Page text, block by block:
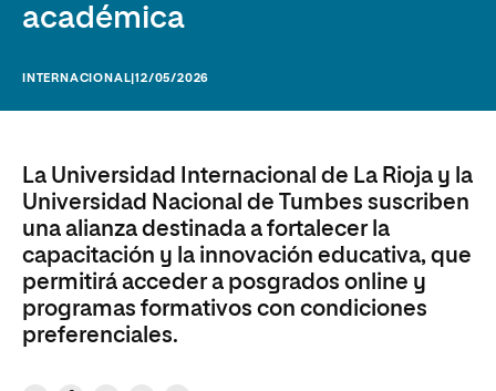
académica
INTERNACIONAL |12/05/2026
La Universidad Internacional de La Rioja y la
Universidad Nacional de Tumbes suscriben
una alianza destinada a fortalecer la
capacitación y la innovación educativa, que
permitirá acceder a posgrados online y
programas formativos con condiciones
preferenciales.